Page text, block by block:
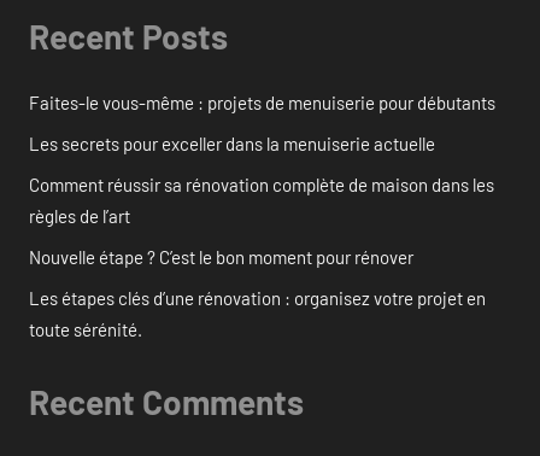
Recent Posts
Faites-le vous-même : projets de menuiserie pour débutants
Les secrets pour exceller dans la menuiserie actuelle
Comment réussir sa rénovation complète de maison dans les
règles de l’art
Nouvelle étape ? C’est le bon moment pour rénover
Les étapes clés d’une rénovation : organisez votre projet en
toute sérénité.
Recent Comments